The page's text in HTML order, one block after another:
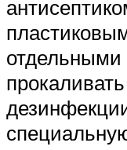
отдельными